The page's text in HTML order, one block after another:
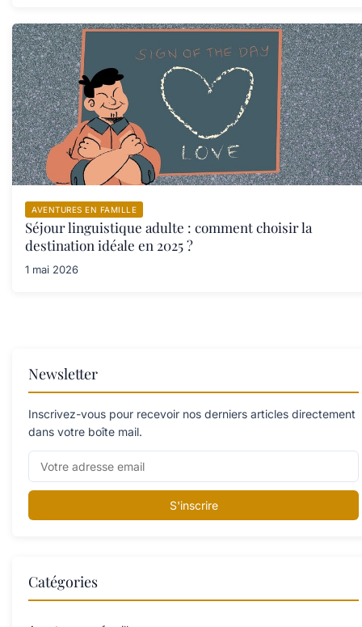
AVENTURES EN FAMILLE
Séjour linguistique adulte : comment choisir la
destination idéale en 2025 ?
1 mai 2026
Newsletter
Inscrivez-vous pour recevoir nos derniers articles directement
dans votre boîte mail.
S'inscrire
Catégories